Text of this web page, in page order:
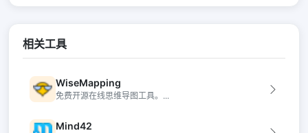
相关工具
WiseMapping
免费开源在线思维导图工具。...
Mind42